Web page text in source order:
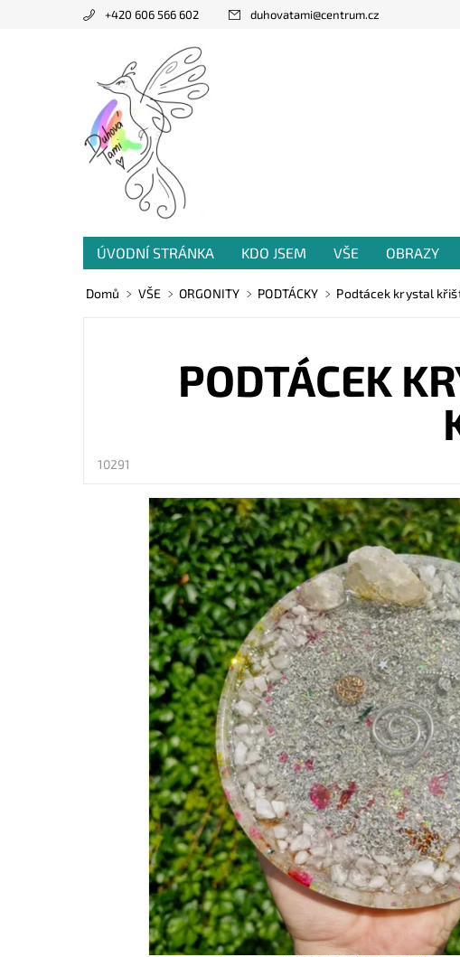
+420 606 566 602 duhovatami@centrum.cz
ÚVODNÍ STRÁNKA KDO JSEM VŠE OBRAZY
PRODANÁ TVORBA
VZKAZY OD VÁS
Domů VŠE ORGONITY PODTÁCKY Podtácek krystal
PODTÁCEK
10291